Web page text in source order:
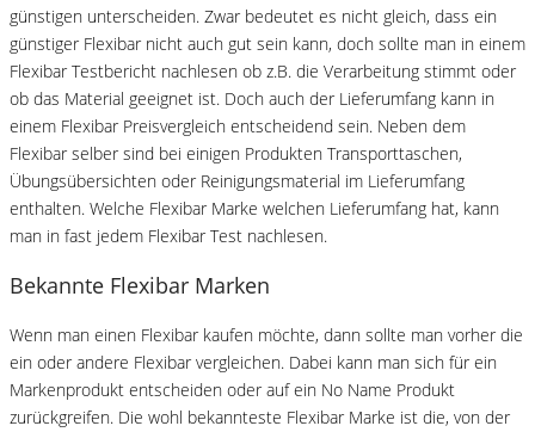
günstigen unterscheiden. Zwar bedeutet es nicht gleich, dass ein
günstiger Flexibar nicht auch gut sein kann, doch sollte man in einem
Flexibar Testbericht nachlesen ob z.B. die Verarbeitung stimmt oder
ob das Material geeignet ist. Doch auch der Lieferumfang kann in
einem Flexibar Preisvergleich entscheidend sein. Neben dem
Flexibar selber sind bei einigen Produkten Transporttaschen,
Übungsübersichten oder Reinigungsmaterial im Lieferumfang
enthalten. Welche Flexibar Marke welchen Lieferumfang hat, kann
man in fast jedem Flexibar Test nachlesen.
Bekannte Flexibar Marken
Wenn man einen Flexibar kaufen möchte, dann sollte man vorher die
ein oder andere Flexibar vergleichen. Dabei kann man sich für ein
Markenprodukt entscheiden oder auf ein No Name Produkt
zurückgreifen. Die wohl bekannteste Flexibar Marke ist die, von der